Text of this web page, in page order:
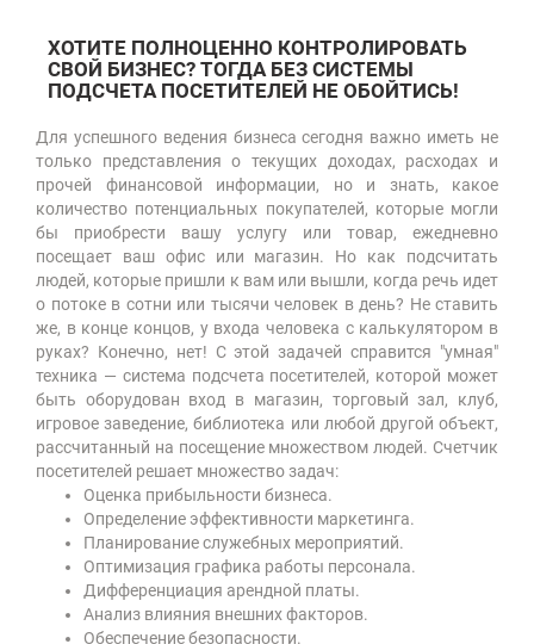
ХОТИТЕ ПОЛНОЦЕННО КОНТРОЛИРОВАТЬ
СВОЙ БИЗНЕС? ТОГДА БЕЗ СИСТЕМЫ
ПОДСЧЕТА ПОСЕТИТЕЛЕЙ НЕ ОБОЙТИСЬ!
Для успешного ведения бизнеса сегодня важно иметь не
только представления о текущих доходах, расходах и
прочей финансовой информации, но и знать, какое
количество потенциальных покупателей, которые могли
бы приобрести вашу услугу или товар, ежедневно
посещает ваш офис или магазин. Но как подсчитать
людей, которые пришли к вам или вышли, когда речь идет
о потоке в сотни или тысячи человек в день? Не ставить
же, в конце концов, у входа человека с калькулятором в
руках? Конечно, нет! С этой задачей справится "умная"
техника — система подсчета посетителей, которой может
быть оборудован вход в магазин, торговый зал, клуб,
игровое заведение, библиотека или любой другой объект,
рассчитанный на посещение множеством людей. Счетчик
посетителей решает множество задач:
Оценка прибыльности бизнеса.
Определение эффективности маркетинга.
Планирование служебных мероприятий.
Оптимизация графика работы персонала.
Дифференциация арендной платы.
Анализ влияния внешних факторов.
Обеспечение безопасности.